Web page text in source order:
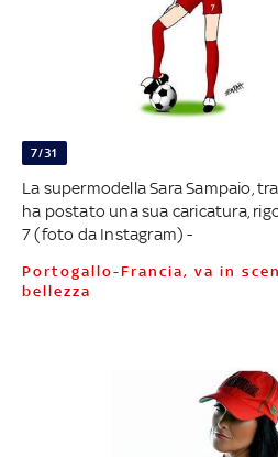
7/31
La supermodella Sara Sampaio,
ha postato una sua caricatura,
7 (foto da Instagram) -
Portogallo-Francia, va in scena la sfida della
bellezza